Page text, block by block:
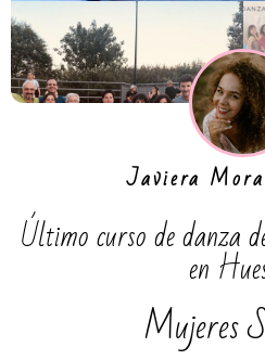
Javiera
Último curso de danza
en
Mujeres